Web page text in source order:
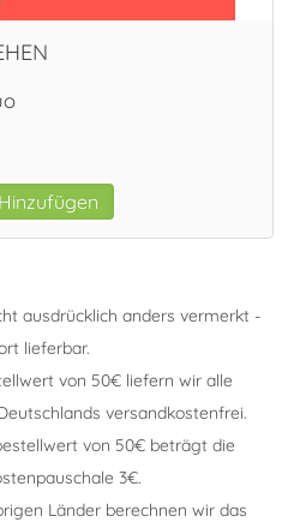
Hinzufügen
ausdrücklich anders vermerkt -
lieferbar.
von 50€ liefern wir alle
versandkostenfrei.
von 50€ beträgt die
3€.
Länder berechnen wir das